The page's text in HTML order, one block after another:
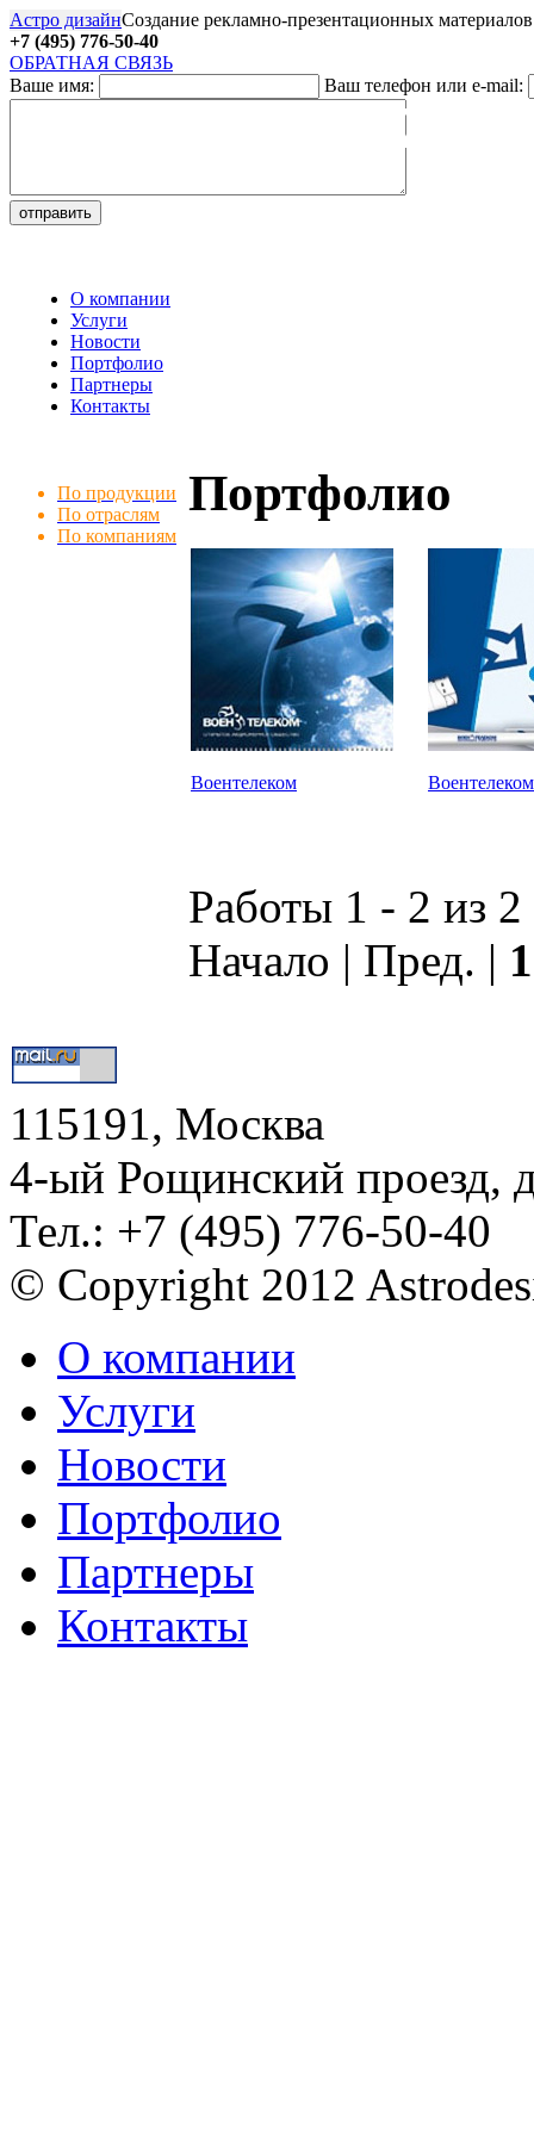
27
Астро дизайнСоздание рекламно-презентационных материалов
+7 (495) 776-50-40
ОБРАТНАЯ СВЯЗЬ
Ваше имя:
Ваш телефон или e-mail:
О компании
Услуги
Новости
Портфолио
Партнеры
Контакты
По продукции
По отраслям
По компаниям
Портфолио
Воентелеком Воентелеком
Работы 1 - 2 из 2
Начало | Пред. | 1
115191, Москва
4-ый Рощинский проезд,
Тел.: +7 (495) 776-50-40
© Copyright 2012
О компании
Услуги
Новости
Портфолио
Партнеры
Контакты